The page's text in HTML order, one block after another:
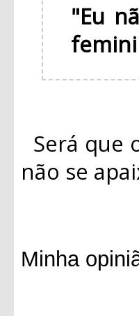
"Eu
Será que
não se
Minha